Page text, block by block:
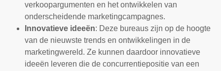
verkoopargumenten en het ontwikkelen van
onderscheidende marketingcampagnes.
Innovatieve ideeën: Deze bureaus zijn op de hoogte
van de nieuwste trends en ontwikkelingen in de
marketingwereld. Ze kunnen daardoor innovatieve
ideeën leveren die de concurrentiepositie van een